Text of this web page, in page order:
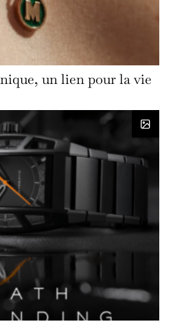
un lien pour la vie